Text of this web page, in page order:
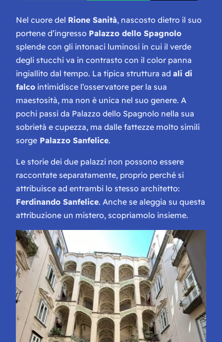
Nel cuore del Rione Sanità, nascosto dietro il suo
portene d’ingresso Palazzo dello Spagnolo
splende con gli intonaci luminosi in cui il verde
degli stucchi va in contrasto con il color panna
ingiallito dal tempo. La tipica struttura ad ali di
falco intimidisce l’osservatore per la sua
maestosità, ma non è unica nel suo genere. A
pochi passi da Palazzo dello Spagnolo nella sua
sobrietà e cupezza, ma dalle fattezze molto simili
sorge Palazzo Sanfelice.
Le storie dei due palazzi non possono essere
raccontate separatamente, proprio perché si
attribuisce ad entrambi lo stesso architetto:
Ferdinando Sanfelice. Anche se aleggia su questa
attribuzione un mistero, scopriamolo insieme.